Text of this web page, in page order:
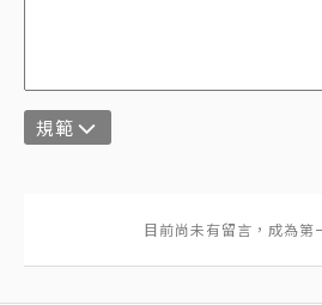
規範